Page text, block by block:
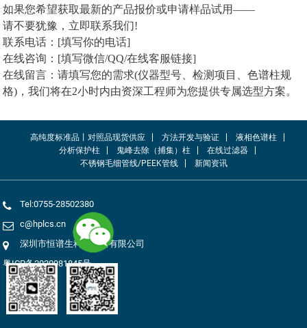
如果您希望获取最新的产品报价或申请样品试用——
请不要犹豫，立即联系我们!
联系电话：[填写你的电话]
在线咨询：[填写微信/QQ/在线客服链接]
在线留言：请填写您的需求(仪器型号、检测项目、色谱柱规
格)，我们将在2小时内由资深工程师为您提供专属选型方案。
高纯度标准品丨对照品现货供应 方法开发与验证
液相色谱柱
分析保护柱
鬼峰去除（捕集）柱
在线过滤器
不锈钢毛细管线/PEEK管线
新闻资讯
Tel:0755-28502380
c@hplcs.cn
深圳市恒谱生科学仪器有限公司
粤ICP备2020081845号